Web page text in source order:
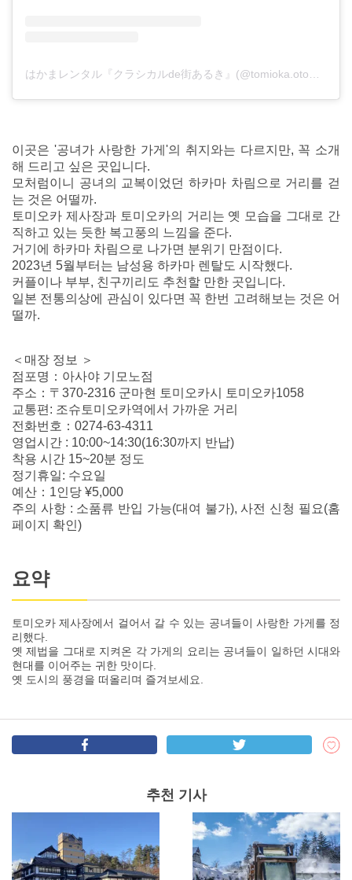
이곳은 '공녀가 사랑한 가게'의 취지와는 다르지만, 꼭 소개
해 드리고 싶은 곳입니다.
모처럼이니 공녀의 교복이었던 하카마 차림으로 거리를 걷
는 것은 어떨까.
토미오카 제사장과 토미오카의 거리는 옛 모습을 그대로 간
직하고 있는 듯한 복고풍의 느낌을 준다.
거기에 하카마 차림으로 나가면 분위기 만점이다.
2023년 5월부터는 남성용 하카마 렌탈도 시작했다.
커플이나 부부, 친구끼리도 추천할 만한 곳입니다.
일본 전통의상에 관심이 있다면 꼭 한번 고려해보는 것은 어
떨까.
＜매장 정보 ＞
점포명：아사야 기모노점
주소：〒370-2316 군마현 토미오카시 토미오카1058
교통편: 조슈토미오카역에서 가까운 거리
전화번호：0274-63-4311
영업시간 : 10:00~14:30(16:30까지 반납)
착용 시간 15~20분 정도
정기휴일: 수요일
예산：1인당 ¥5,000
주의 사항 : 소품류 반입 가능(대여 불가), 사전 신청 필요(홈
페이지 확인)
요약
토미오카 제사장에서 걸어서 갈 수 있는 공녀들이 사랑한 가게를 정
리했다.
옛 제법을 그대로 지켜온 각 가게의 요리는 공녀들이 일하던 시대와
현대를 이어주는 귀한 맛이다.
옛 도시의 풍경을 떠올리며 즐겨보세요.
추천 기사